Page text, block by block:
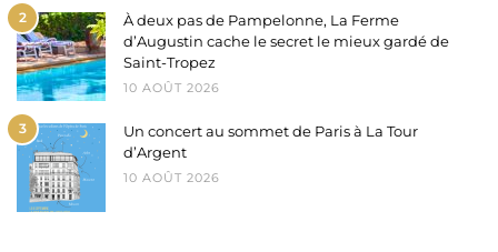
2
À deux pas de Pampelonne, La Ferme
d’Augustin cache le secret le mieux gardé de
Saint-Tropez
10 AOÛT 2026
3
Un concert au sommet de Paris à La Tour
d’Argent
10 AOÛT 2026